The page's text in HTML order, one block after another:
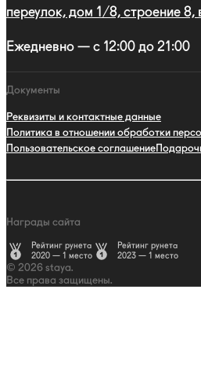
переулок, дом 1/8, строение 8,
Ежедневно — с 12:00 до 21:00
Документы
Реквизиты и контактные данные
Политика в отношении обработки
Пользовательское соглашение
Награды сайта
Рейтинг рунета
2020 — 1 место
Рейтинг рунета
2023 — 1 место
© 2026 staya.
Все права защищены.